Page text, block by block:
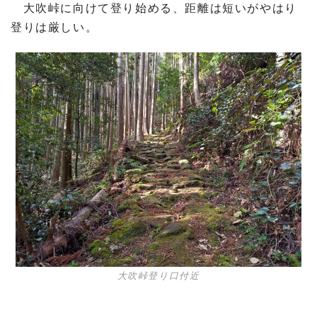
大吹峠に向けて登り始める、距離は短いがやはり
登りは厳しい。
大吹峠登り口付近